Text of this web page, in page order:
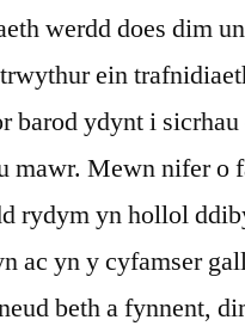
werdd does dim
ein
barod ydynt i
mawr. Mewn nifer o
rydym yn hollol
ac yn y cyfamser
beth a fynnent,